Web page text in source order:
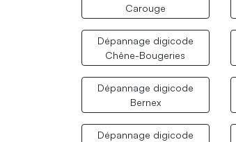
Carouge
Dépannage digicode
Chêne-Bougeries
Dépannage digicode
Bernex
Dépannage digicode